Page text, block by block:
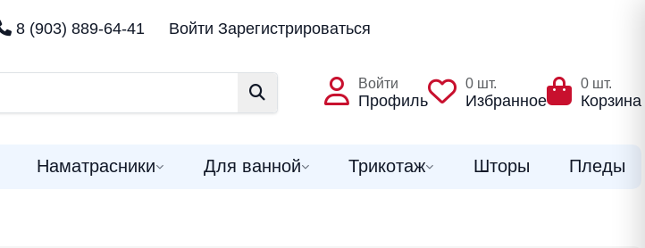
8 (903) 889-64-41 Войти Зарегистрироваться
Войти
Профиль
0 шт.
Избранное
0 шт.
Корзина
Наматрасники Для ванной Трикотаж Шторы Пледы